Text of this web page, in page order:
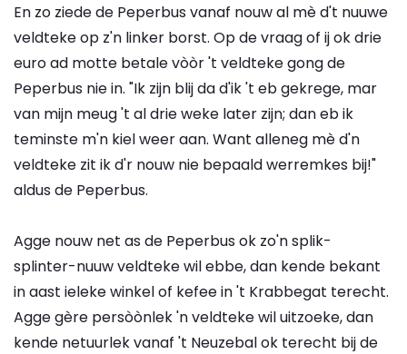
En zo ziede de Peperbus vanaf nouw al mè d't nuuwe
veldteke op z'n linker borst. Op de vraag of ij ok drie
euro ad motte betale vòòr 't veldteke gong de
Peperbus nie in. "Ik zijn blij da d'ik 't eb gekrege, mar
van mijn meug 't al drie weke later zijn; dan eb ik
teminste m'n kiel weer aan. Want alleneg mè d'n
veldteke zit ik d'r nouw nie bepaald werremkes bij!"
aldus de Peperbus.
Agge nouw net as de Peperbus ok zo'n splik-
splinter-nuuw veldteke wil ebbe, dan kende bekant
in aast ieleke winkel of kefee in 't Krabbegat terecht.
Agge gère persòònlek 'n veldteke wil uitzoeke, dan
kende netuurlek vanaf 't Neuzebal ok terecht bij de